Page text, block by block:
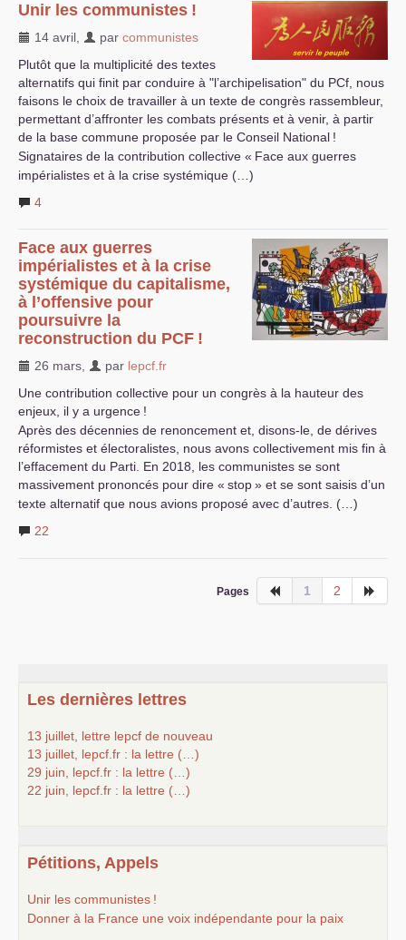
Unir les communistes !
14 avril par communistes
Plutôt que la multiplicité des textes
alternatifs qui finit par conduire à "l’archipelisation" du PCf, nous
faisons le choix de travailler à un texte de congrès rassembleur,
permettant d’affronter les combats présents et à venir, à partir
de la base commune proposée par le Conseil National !
Signataires de la contribution collective « Face aux guerres
impérialistes et à la crise systémique (…)
4
Face aux guerres
impérialistes et à la crise
systémique du capitalisme,
à l’offensive pour
poursuivre la
reconstruction du PCF !
26 mars par lepcf.fr
Une contribution collective pour un congrès à la hauteur des
enjeux, il y a urgence !
Après des décennies de renoncement et, disons-le, de dérives
réformistes et électoralistes, nous avons collectivement mis fin à
l’effacement du Parti. En 2018, les communistes se sont
massivement prononcés pour dire « stop» et se sont saisis d’un
texte alternatif que nous avions proposé avec d’autres. (…)
22
Pages 1 2
Les dernières lettres
13 juillet, lettre lepcf de nouveau
13 juillet, lepcf.fr : la lettre (…)
29 juin, lepcf.fr : la lettre (…)
22 juin, lepcf.fr : la lettre (…)
Pétitions, Appels
Unir les communistes !
Donner à la France une voix indépendante pour la paix